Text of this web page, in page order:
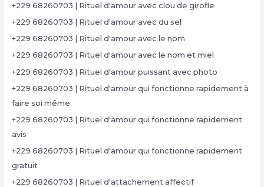
+229 68260703 | Rituel d'amour avec clou de girofle
+229 68260703 | Rituel d'amour avec du sel
+229 68260703 | Rituel d'amour avec le nom
+229 68260703 | Rituel d'amour avec le nom et miel
+229 68260703 | Rituel d'amour puissant avec photo
+229 68260703 | Rituel d'amour qui fonctionne rapidement à
faire soi même
+229 68260703 | Rituel d'amour qui fonctionne rapidement
avis
+229 68260703 | Rituel d'amour qui fonctionne rapidement
gratuit
+229 68260703 | Rituel d'attachement affectif